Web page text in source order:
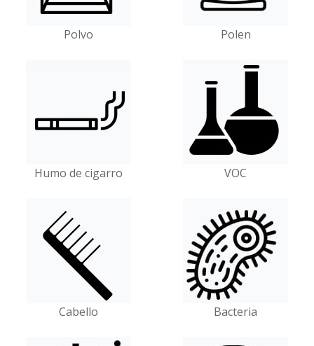
Polvo Polen
Humo de cigarro VOC
Cabello Bacteria